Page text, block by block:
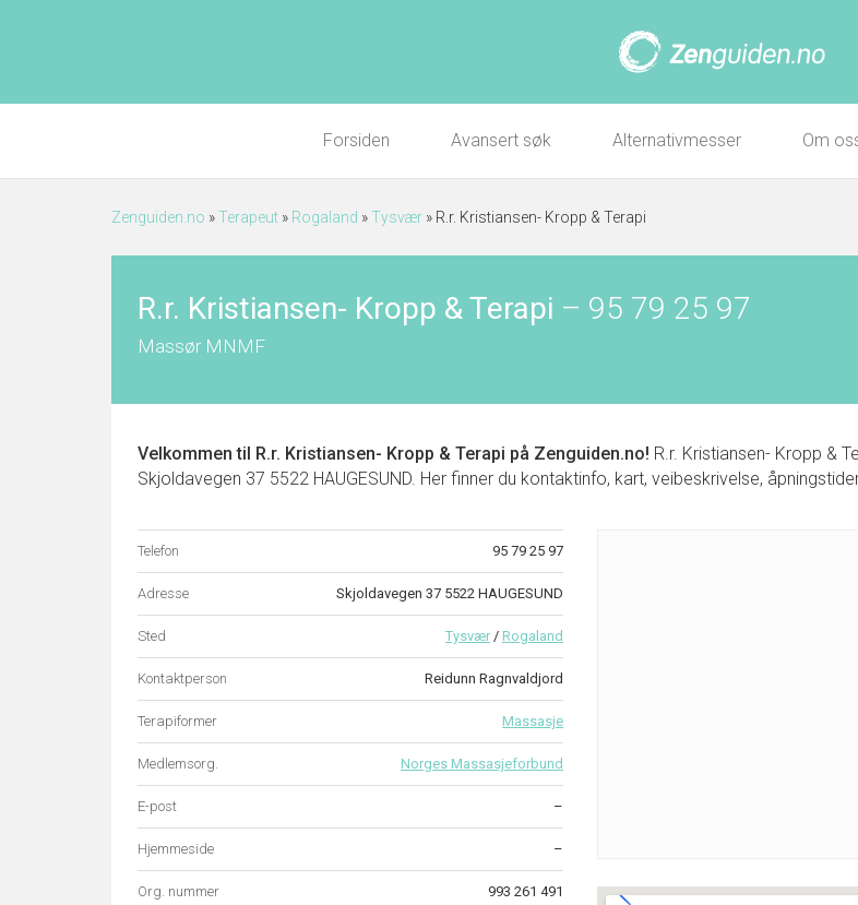
Forsiden Avansert søk Alternativmesser Om
Zenguiden.no »Terapeut » Rogaland »Tysvær » R.r. Kristiansen- Kropp & Terapi
R.r. Kristiansen- Kropp & Terapi – 95 79 25 97
Massør MNMF
Velkommen til R.r. Kristiansen- Kropp & Terapi på Zenguiden.no! R.r. Kristiansen- Kropp &
Skjoldavegen 37 5522 HAUGESUND. Her finner du kontaktinfo, kart, veibeskrivelse,
Telefon 95 79 25 97
Adresse Skjoldavegen 37 5522 HAUGESUND
Sted Tysvær / Rogaland
Kontaktperson Reidunn Ragnvaldjord
Terapiformer Massasje
Medlemsorg. Norges Massasjeforbund
E-post –
Hjemmeside –
Org. nummer 993 261 491